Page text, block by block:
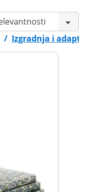
/ Izgradnja i